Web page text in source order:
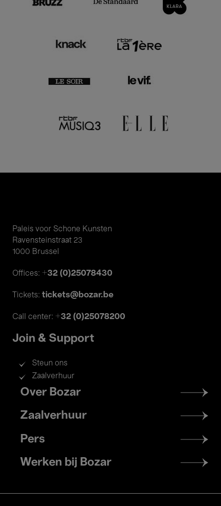
Paleis voor Schone Kunsten
Ravensteinstraat 23
1000 Brussel
Offices: +32 (0)25078430
Tickets: tickets@bozar.be
Call center: +32 (0)25078200
Join & Support
Steun ons
Zaalverhuur
Footer
menu
Over Bozar
Zaalverhuur
Pers
Werken bij Bozar